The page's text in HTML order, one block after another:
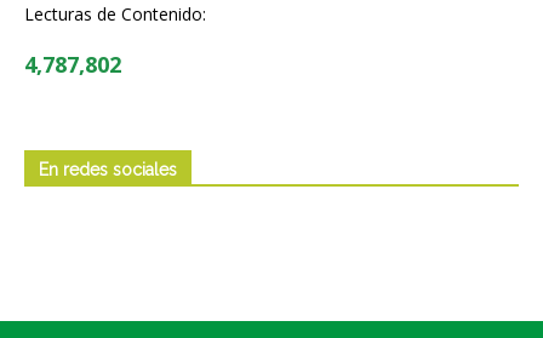
Lecturas de Contenido:
4,787,802
En redes sociales